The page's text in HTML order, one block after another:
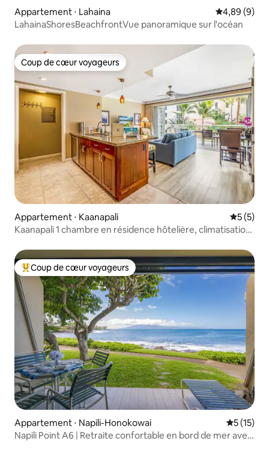
Appartement ⋅ Lahaina Évaluation
4,89 (9)
LahainaShoresBeachfrontVue panoramique sur l'océan
Coup de cœur voyageurs
Coup de cœur voyageurs
Appartement ⋅ Kaanapali
5 (5)
Kaanapali 1 chambre en résidence hôtelière, climatisation
Coups de cœur voyageurs les plus appréciés
Coup de cœur voyageurs
Appartement ⋅ Napili-Honokowai
5 (15)
Napili Point A6 | Retraite confortable en bord de mer avec